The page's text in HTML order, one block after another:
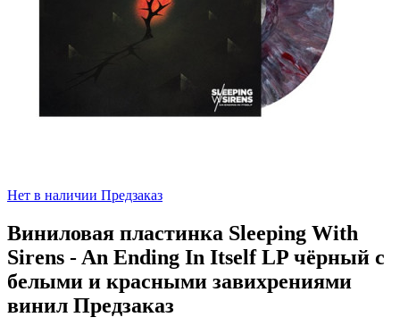
Нет в наличии Предзаказ
Виниловая пластинка Sleeping With
Sirens - An Ending In Itself LP чёрный с
белыми и красными завихрениями
винил Предзаказ